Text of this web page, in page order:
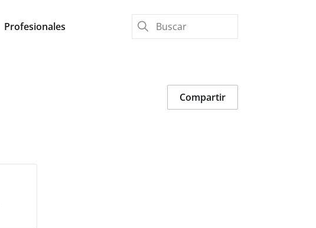
Profesionales
Compartir